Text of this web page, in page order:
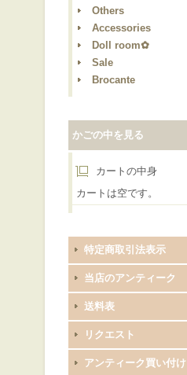
Others
Accessories
Doll room✿
Sale
Brocante
かごの中を見る
カートの中身
カートは空です。
特定商取引法表示
当店のアンティーク
送料表
リクエスト
アンティーク買い付け